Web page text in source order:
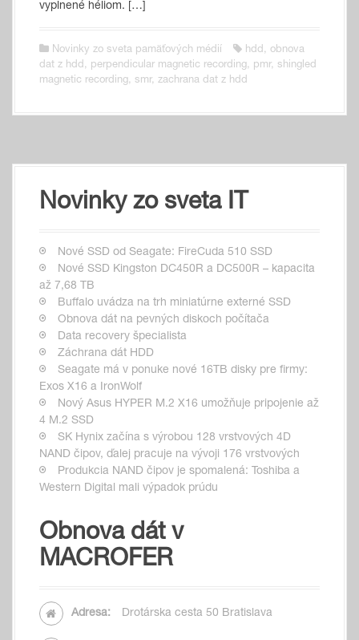
vyplnené héliom. […]
Novinky zo sveta pamäťových médií hdd, obnova
dat z hdd, perpendicular magnetic recording, pmr, shingled
magnetic recording, smr, zachrana dat z hdd
Novinky zo sveta IT
Nové SSD od Seagate: FireCuda 510 SSD
Nové SSD Kingston DC450R a DC500R – kapacita
až 7,68 TB
Buffalo uvádza na trh miniatúrne externé SSD
Obnova dát na pevných diskoch počítača
Data recovery špecialista
Záchrana dát HDD
Seagate má v ponuke nové 16TB disky pre firmy:
Exos X16 a IronWolf
Nový Asus HYPER M.2 X16 umožňuje pripojenie až
4 M.2 SSD
SK Hynix začína s výrobou 128 vrstvových 4D
NAND čipov, ďalej pracuje na vývoji 176 vrstvových
Produkcia NAND čipov je spomalená: Toshiba a
Western Digital mali výpadok prúdu
Obnova dát v
MACROFER
Adresa: Drotárska cesta 50 Bratislava